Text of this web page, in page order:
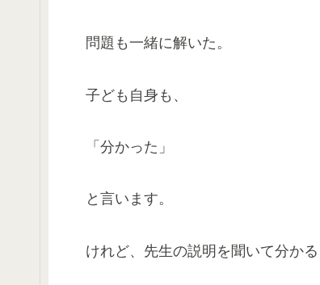
問題も一緒に解いた。
子ども自身も、
「分かった」
と言います。
けれど、先生の説明を聞いて分か